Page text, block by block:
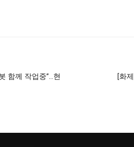
함께 작업중”…현
[화